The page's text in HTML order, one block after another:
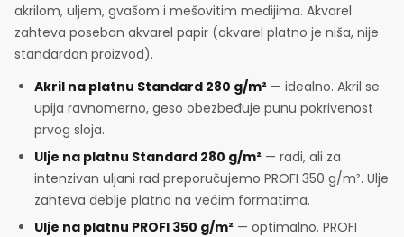
akrilom, uljem, gvašom i mešovitim medijima. Akvarel
zahteva poseban akvarel papir (akvarel platno je niša, nije
standardan proizvod).
Akril na platnu Standard 280 g/m² — idealno. Akril se
upija ravnomerno, geso obezbeđuje punu pokrivenost
prvog sloja.
Ulje na platnu Standard 280 g/m² — radi, ali za
intenzivan uljani rad preporučujemo PROFI 350 g/m². Ulje
zahteva deblje platno na većim formatima.
Ulje na platnu PROFI 350 g/m² — optimalno. PROFI